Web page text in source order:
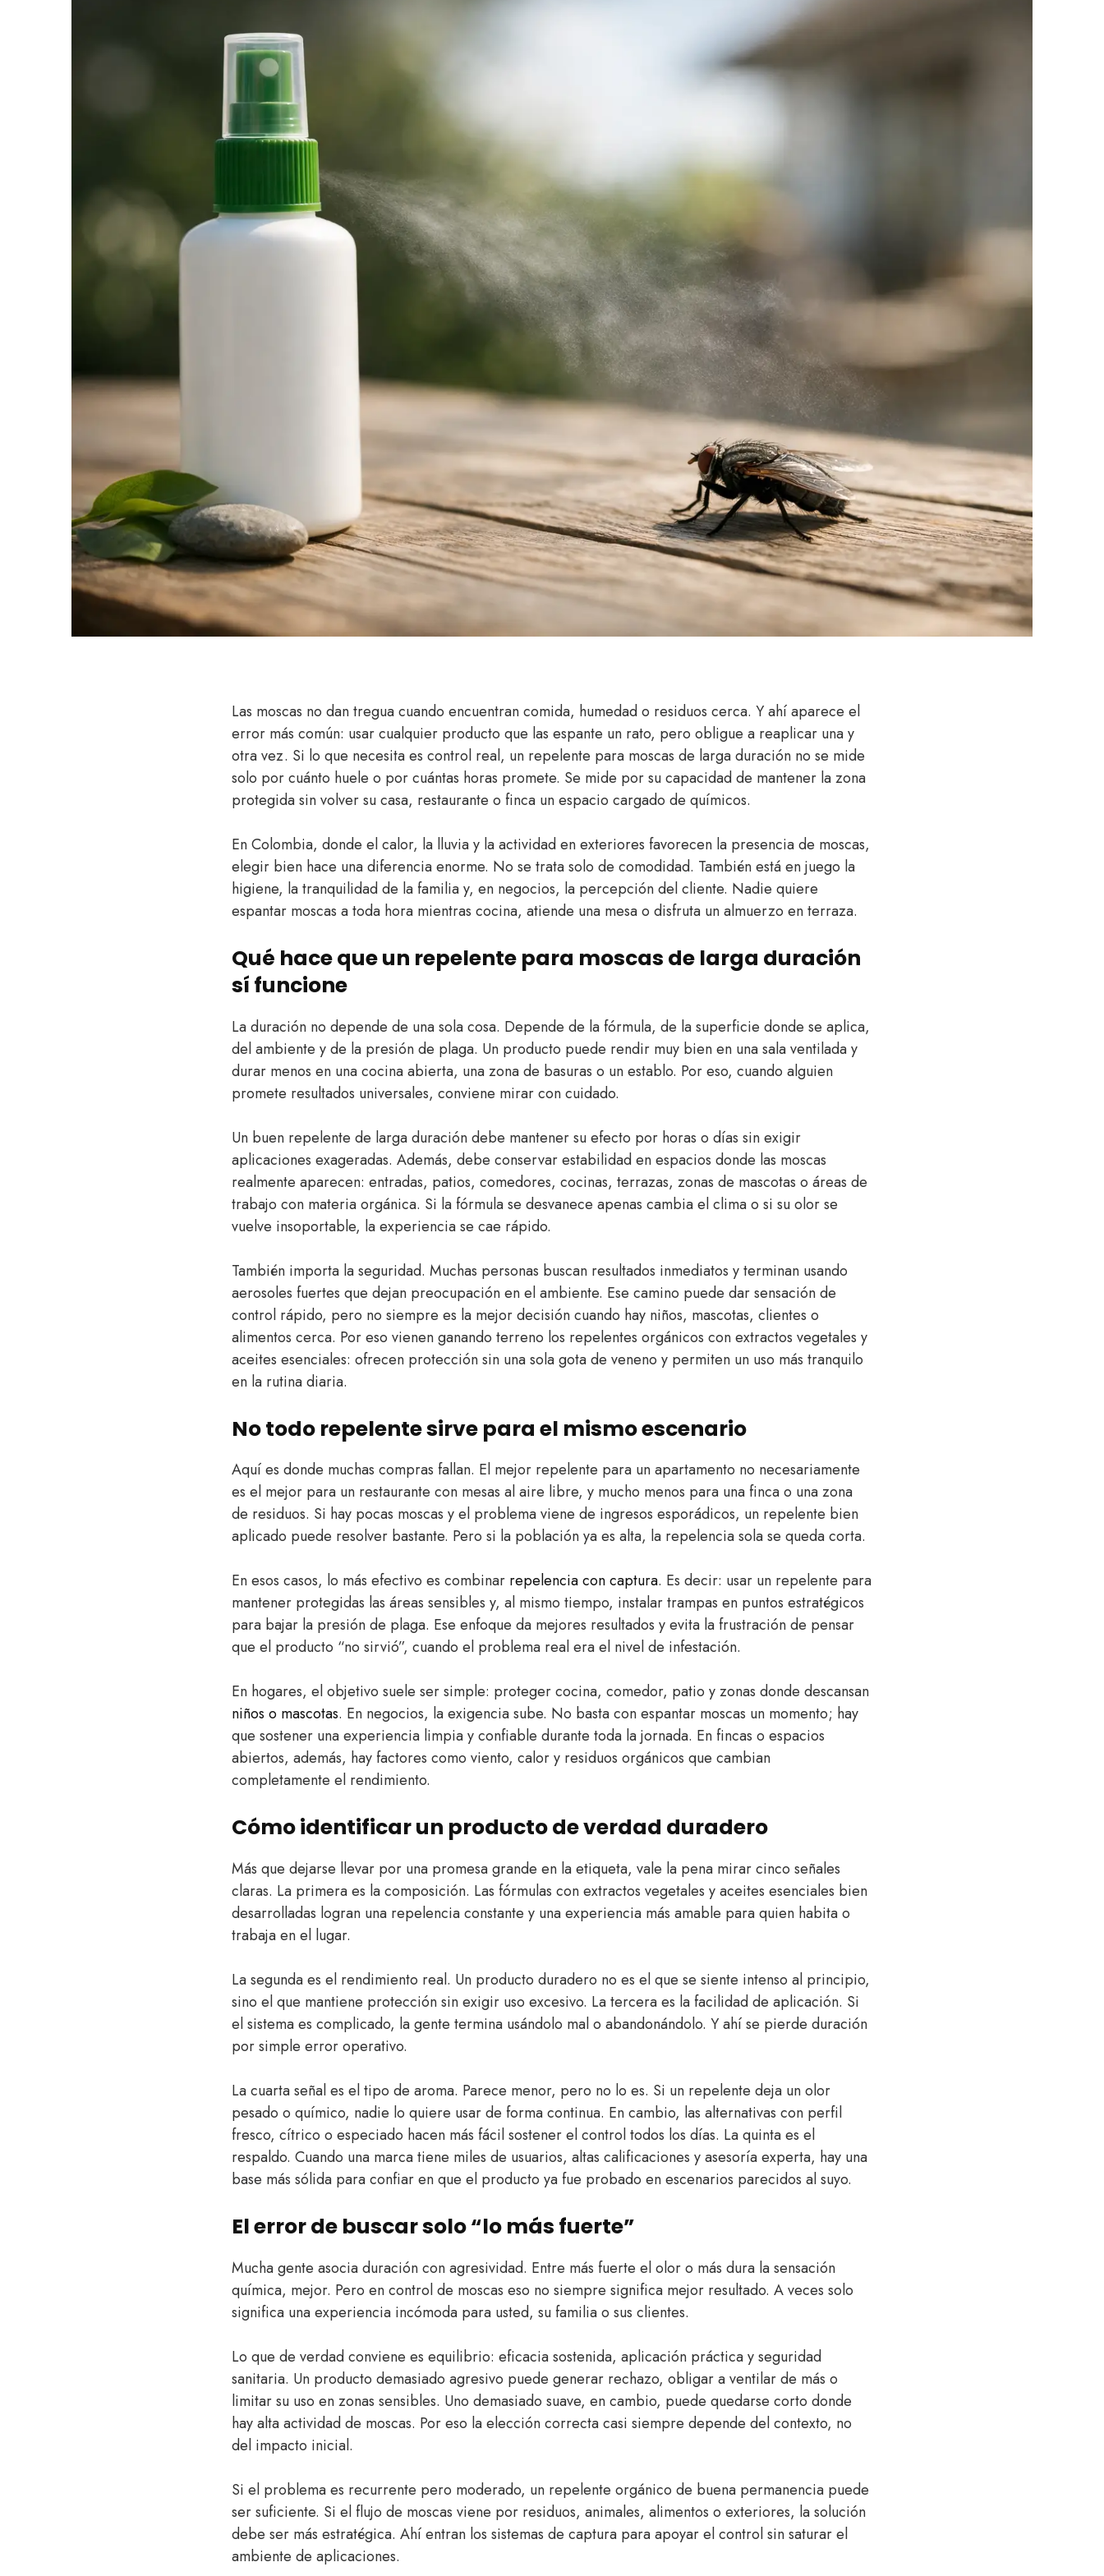
Las moscas no dan tregua cuando encuentran comida, humedad o residuos cerca. Y ahí aparece el
error más común: usar cualquier producto que las espante un rato, pero obligue a reaplicar una y
otra vez. Si lo que necesita es control real, un repelente para moscas de larga duración no se mide
solo por cuánto huele o por cuántas horas promete. Se mide por su capacidad de mantener la zona
protegida sin volver su casa, restaurante o finca un espacio cargado de químicos.
En Colombia, donde el calor, la lluvia y la actividad en exteriores favorecen la presencia de moscas,
elegir bien hace una diferencia enorme. No se trata solo de comodidad. También está en juego la
higiene, la tranquilidad de la familia y, en negocios, la percepción del cliente. Nadie quiere
espantar moscas a toda hora mientras cocina, atiende una mesa o disfruta un almuerzo en terraza.
Qué hace que un repelente para moscas de larga duración
sí funcione
La duración no depende de una sola cosa. Depende de la fórmula, de la superficie donde se aplica,
del ambiente y de la presión de plaga. Un producto puede rendir muy bien en una sala ventilada y
durar menos en una cocina abierta, una zona de basuras o un establo. Por eso, cuando alguien
promete resultados universales, conviene mirar con cuidado.
Un buen repelente de larga duración debe mantener su efecto por horas o días sin exigir
aplicaciones exageradas. Además, debe conservar estabilidad en espacios donde las moscas
realmente aparecen: entradas, patios, comedores, cocinas, terrazas, zonas de mascotas o áreas de
trabajo con materia orgánica. Si la fórmula se desvanece apenas cambia el clima o si su olor se
vuelve insoportable, la experiencia se cae rápido.
También importa la seguridad. Muchas personas buscan resultados inmediatos y terminan usando
aerosoles fuertes que dejan preocupación en el ambiente. Ese camino puede dar sensación de
control rápido, pero no siempre es la mejor decisión cuando hay niños, mascotas, clientes o
alimentos cerca. Por eso vienen ganando terreno los repelentes orgánicos con extractos vegetales y
aceites esenciales: ofrecen protección sin una sola gota de veneno y permiten un uso más tranquilo
en la rutina diaria.
No todo repelente sirve para el mismo escenario
Aquí es donde muchas compras fallan. El mejor repelente para un apartamento no necesariamente
es el mejor para un restaurante con mesas al aire libre, y mucho menos para una finca o una zona
de residuos. Si hay pocas moscas y el problema viene de ingresos esporádicos, un repelente bien
aplicado puede resolver bastante. Pero si la población ya es alta, la repelencia sola se queda corta.
En esos casos, lo más efectivo es combinar repelencia con captura. Es decir: usar un repelente para
mantener protegidas las áreas sensibles y, al mismo tiempo, instalar trampas en puntos estratégicos
para bajar la presión de plaga. Ese enfoque da mejores resultados y evita la frustración de pensar
que el producto “no sirvió”, cuando el problema real era el nivel de infestación.
En hogares, el objetivo suele ser simple: proteger cocina, comedor, patio y zonas donde descansan
niños o mascotas. En negocios, la exigencia sube. No basta con espantar moscas un momento; hay
que sostener una experiencia limpia y confiable durante toda la jornada. En fincas o espacios
abiertos, además, hay factores como viento, calor y residuos orgánicos que cambian
completamente el rendimiento.
Cómo identificar un producto de verdad duradero
Más que dejarse llevar por una promesa grande en la etiqueta, vale la pena mirar cinco señales
claras. La primera es la composición. Las fórmulas con extractos vegetales y aceites esenciales bien
desarrolladas logran una repelencia constante y una experiencia más amable para quien habita o
trabaja en el lugar.
La segunda es el rendimiento real. Un producto duradero no es el que se siente intenso al principio,
sino el que mantiene protección sin exigir uso excesivo. La tercera es la facilidad de aplicación. Si
el sistema es complicado, la gente termina usándolo mal o abandonándolo. Y ahí se pierde duración
por simple error operativo.
La cuarta señal es el tipo de aroma. Parece menor, pero no lo es. Si un repelente deja un olor
pesado o químico, nadie lo quiere usar de forma continua. En cambio, las alternativas con perfil
fresco, cítrico o especiado hacen más fácil sostener el control todos los días. La quinta es el
respaldo. Cuando una marca tiene miles de usuarios, altas calificaciones y asesoría experta, hay una
base más sólida para confiar en que el producto ya fue probado en escenarios parecidos al suyo.
El error de buscar solo “lo más fuerte”
Mucha gente asocia duración con agresividad. Entre más fuerte el olor o más dura la sensación
química, mejor. Pero en control de moscas eso no siempre significa mejor resultado. A veces solo
significa una experiencia incómoda para usted, su familia o sus clientes.
Lo que de verdad conviene es equilibrio: eficacia sostenida, aplicación práctica y seguridad
sanitaria. Un producto demasiado agresivo puede generar rechazo, obligar a ventilar de más o
limitar su uso en zonas sensibles. Uno demasiado suave, en cambio, puede quedarse corto donde
hay alta actividad de moscas. Por eso la elección correcta casi siempre depende del contexto, no
del impacto inicial.
Si el problema es recurrente pero moderado, un repelente orgánico de buena permanencia puede
ser suficiente. Si el flujo de moscas viene por residuos, animales, alimentos o exteriores, la solución
debe ser más estratégica. Ahí entran los sistemas de captura para apoyar el control sin saturar el
ambiente de aplicaciones.